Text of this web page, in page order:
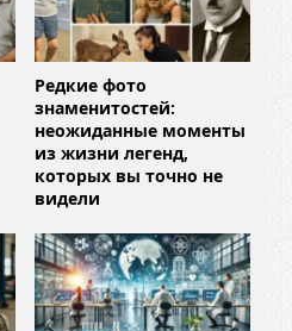
Редкие фото
знаменитостей:
неожиданные моменты
из жизни легенд,
которых вы точно не
видели